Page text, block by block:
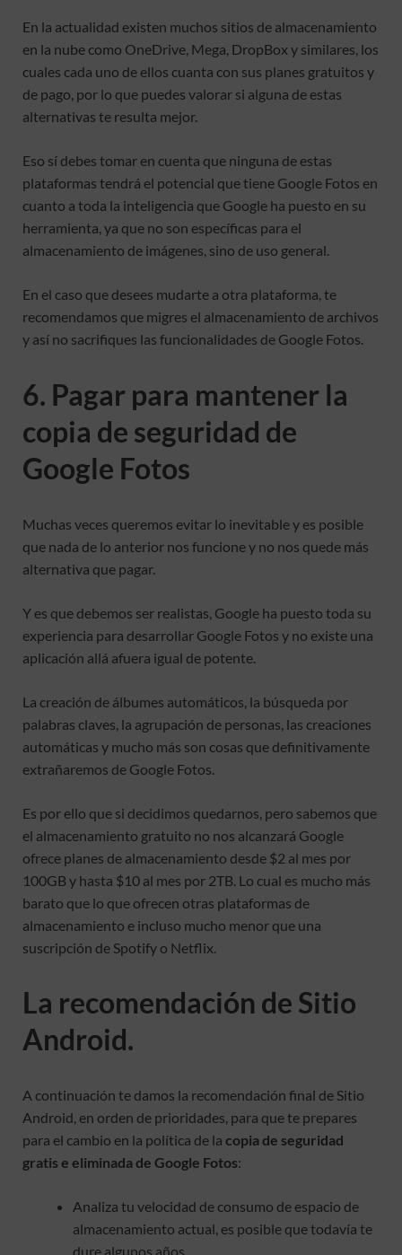
En la actualidad existen muchos sitios de almacenamiento
en la nube como OneDrive, Mega, DropBox y similares, los
cuales cada uno de ellos cuanta con sus planes gratuitos y
de pago, por lo que puedes valorar si alguna de estas
alternativas te resulta mejor.
Eso sí debes tomar en cuenta que ninguna de estas
plataformas tendrá el potencial que tiene Google Fotos en
cuanto a toda la inteligencia que Google ha puesto en su
herramienta, ya que no son específicas para el
almacenamiento de imágenes, sino de uso general.
En el caso que desees mudarte a otra plataforma, te
recomendamos que migres el almacenamiento de archivos
y así no sacrifiques las funcionalidades de Google Fotos.
6. Pagar para mantener la
copia de seguridad de
Google Fotos
Muchas veces queremos evitar lo inevitable y es posible
que nada de lo anterior nos funcione y no nos quede más
alternativa que pagar.
Y es que debemos ser realistas, Google ha puesto toda su
experiencia para desarrollar Google Fotos y no existe una
aplicación allá afuera igual de potente.
La creación de álbumes automáticos, la búsqueda por
palabras claves, la agrupación de personas, las creaciones
automáticas y mucho más son cosas que definitivamente
extrañaremos de Google Fotos.
Es por ello que si decidimos quedarnos, pero sabemos que
el almacenamiento gratuito no nos alcanzará Google
ofrece planes de almacenamiento desde $2 al mes por
100GB y hasta $10 al mes por 2TB. Lo cual es mucho más
barato que lo que ofrecen otras plataformas de
almacenamiento e incluso mucho menor que una
suscripción de Spotify o Netflix.
La recomendación de Sitio
Android.
A continuación te damos la recomendación final de Sitio
Android, en orden de prioridades, para que te prepares
para el cambio en la política de la copia de seguridad
gratis e eliminada de Google Fotos:
Analiza tu velocidad de consumo de espacio de
almacenamiento actual, es posible que todavía te
dure algunos años.